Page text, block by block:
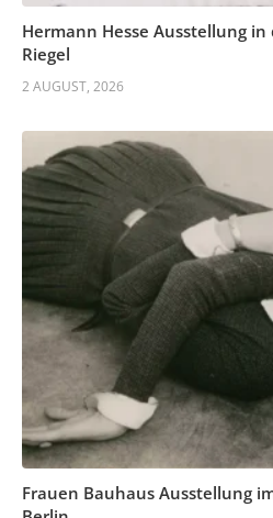
Hermann Hesse Ausstellung
Riegel
2 AUGUST, 2026
Frauen Bauhaus Ausstellung